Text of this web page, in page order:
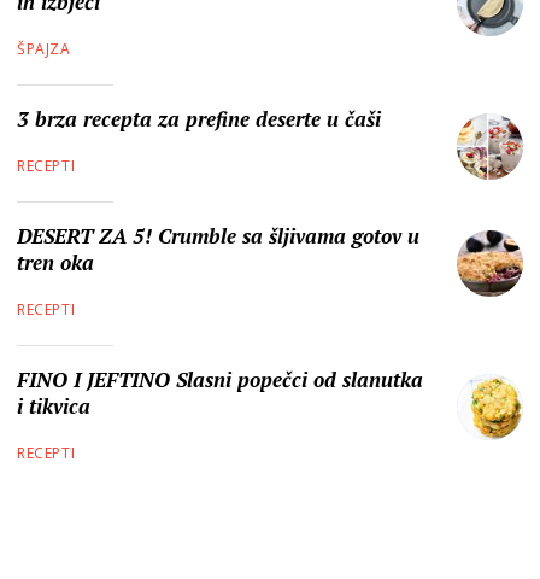
ŠPAJZA
3 brza recepta za prefine deserte u čaši
RECEPTI
DESERT ZA 5! Crumble sa šljivama gotov u
tren oka
RECEPTI
FINO I JEFTINO Slasni popečci od slanutka
i tikvica
RECEPTI